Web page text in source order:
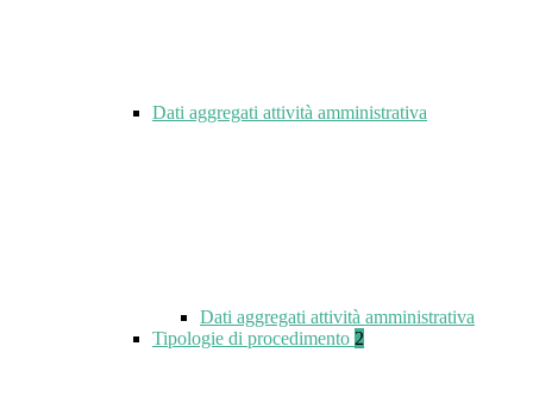
Dati aggregati attività amministrativa
Dati aggregati attività amministrativa
Tipologie di procedimento 2